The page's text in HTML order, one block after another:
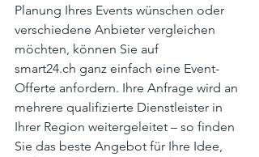
Planung Ihres Events wünschen oder
verschiedene Anbieter vergleichen
möchten, können Sie auf
smart24.ch ganz einfach eine Event-
Offerte anfordern. Ihre Anfrage wird an
mehrere qualifizierte Dienstleister in
Ihrer Region weitergeleitet – so finden
Sie das beste Angebot für Ihre Idee,